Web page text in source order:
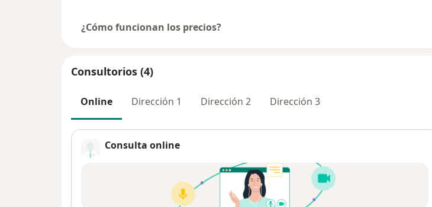
¿Cómo funcionan los precios?
Consultorios (4)
Online Dirección 1 Dirección 2 Dirección 3
Consulta online